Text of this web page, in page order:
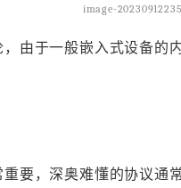
image-
由于一般嵌入式设备的
要，深奥难懂的协议通